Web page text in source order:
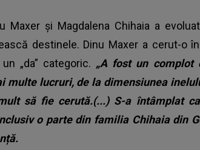
Maxer și Magdalena Chihaia a
destinele. Dinu Maxer a cerut-o
„da” categoric. „A fost un complot
multe lucruri, de la dimensiunea
să fie cerută.(...) S-a întâmplat
o parte din familia Chihaia din